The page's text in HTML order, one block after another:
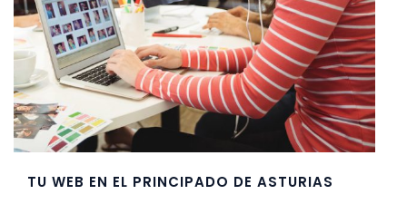
TU WEB EN EL PRINCIPADO DE ASTURIAS